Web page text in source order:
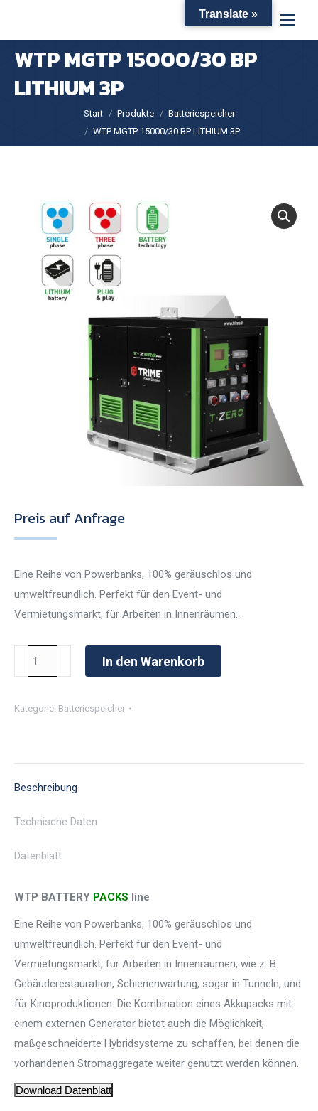
WTP MGTP 15000/30 BP
LITHIUM 3P
Sie befinden sich hier:
Start Produkte
Batteriespeicher
WTP MGTP 15000/30 BP LITHIUM 3P
Preis auf Anfrage
Eine Reihe von Powerbanks, 100% geräuschlos und
umweltfreundlich. Perfekt für den Event- und
Vermietungsmarkt, für Arbeiten in Innenräumen…
WTP
MGTP
BP
In den Warenkorb
Kategorie: Batteriespeicher
Beschreibung
Technische Daten
Datenblatt
WTP BATTERY PACKS line
Eine Reihe von Powerbanks, 100% geräuschlos und
umweltfreundlich. Perfekt für den Event- und
Vermietungsmarkt, für Arbeiten in Innenräumen, wie z. B.
Gebäuderestauration, Schienenwartung, sogar in Tunneln, und
für Kinoproduktionen. Die Kombination eines Akkupacks mit
einem externen Generator bietet auch die Möglichkeit,
maßgeschneiderte Hybridsysteme zu schaffen, bei denen die
vorhandenen Stromaggregate weiter genutzt werden können.
Download Datenblatt
Translate »